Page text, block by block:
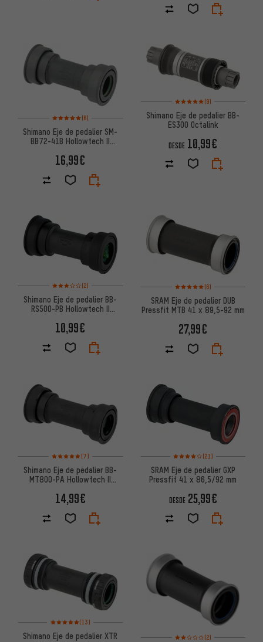
Valoración media: 5 de 5 basada en 6 reseñas
(6)
Shimano Eje de pedalier SM-
BB72-41B Hollowtech II
16,99€
Valoración media: 5 de 5
(9)
Shimano Eje de pedalier BB-
ES300 Octalink
DESDE 10,99€
Valoración media: 3 de 5 basada en 2 reseñas
(2)
Shimano Eje de pedalier BB-
RS500-PB Hollowtech II
10,99€
Valoración media: 5 de 5
(6)
SRAM Eje de pedalier DUB
Pressfit MTB 41 x 89,5-92 mm
27,99€
Valoración media: 5 de 5 basada en 7 reseñas
(7)
Shimano Eje de pedalier BB-
MT800-PA Hollowtech II
14,99€
Valoración media: 4 de 5
(21)
SRAM Eje de pedalier GXP
Pressfit 41 x 86,5/92 mm
DESDE 25,99€
Valoración media: 5 de 5 basada en 13 reseñas
(13)
Shimano Eje de pedalier XTR
Valoración media: 2 de 5
(2)